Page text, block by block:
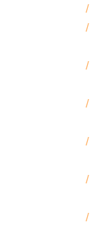
/
/
/
/
/
/
/